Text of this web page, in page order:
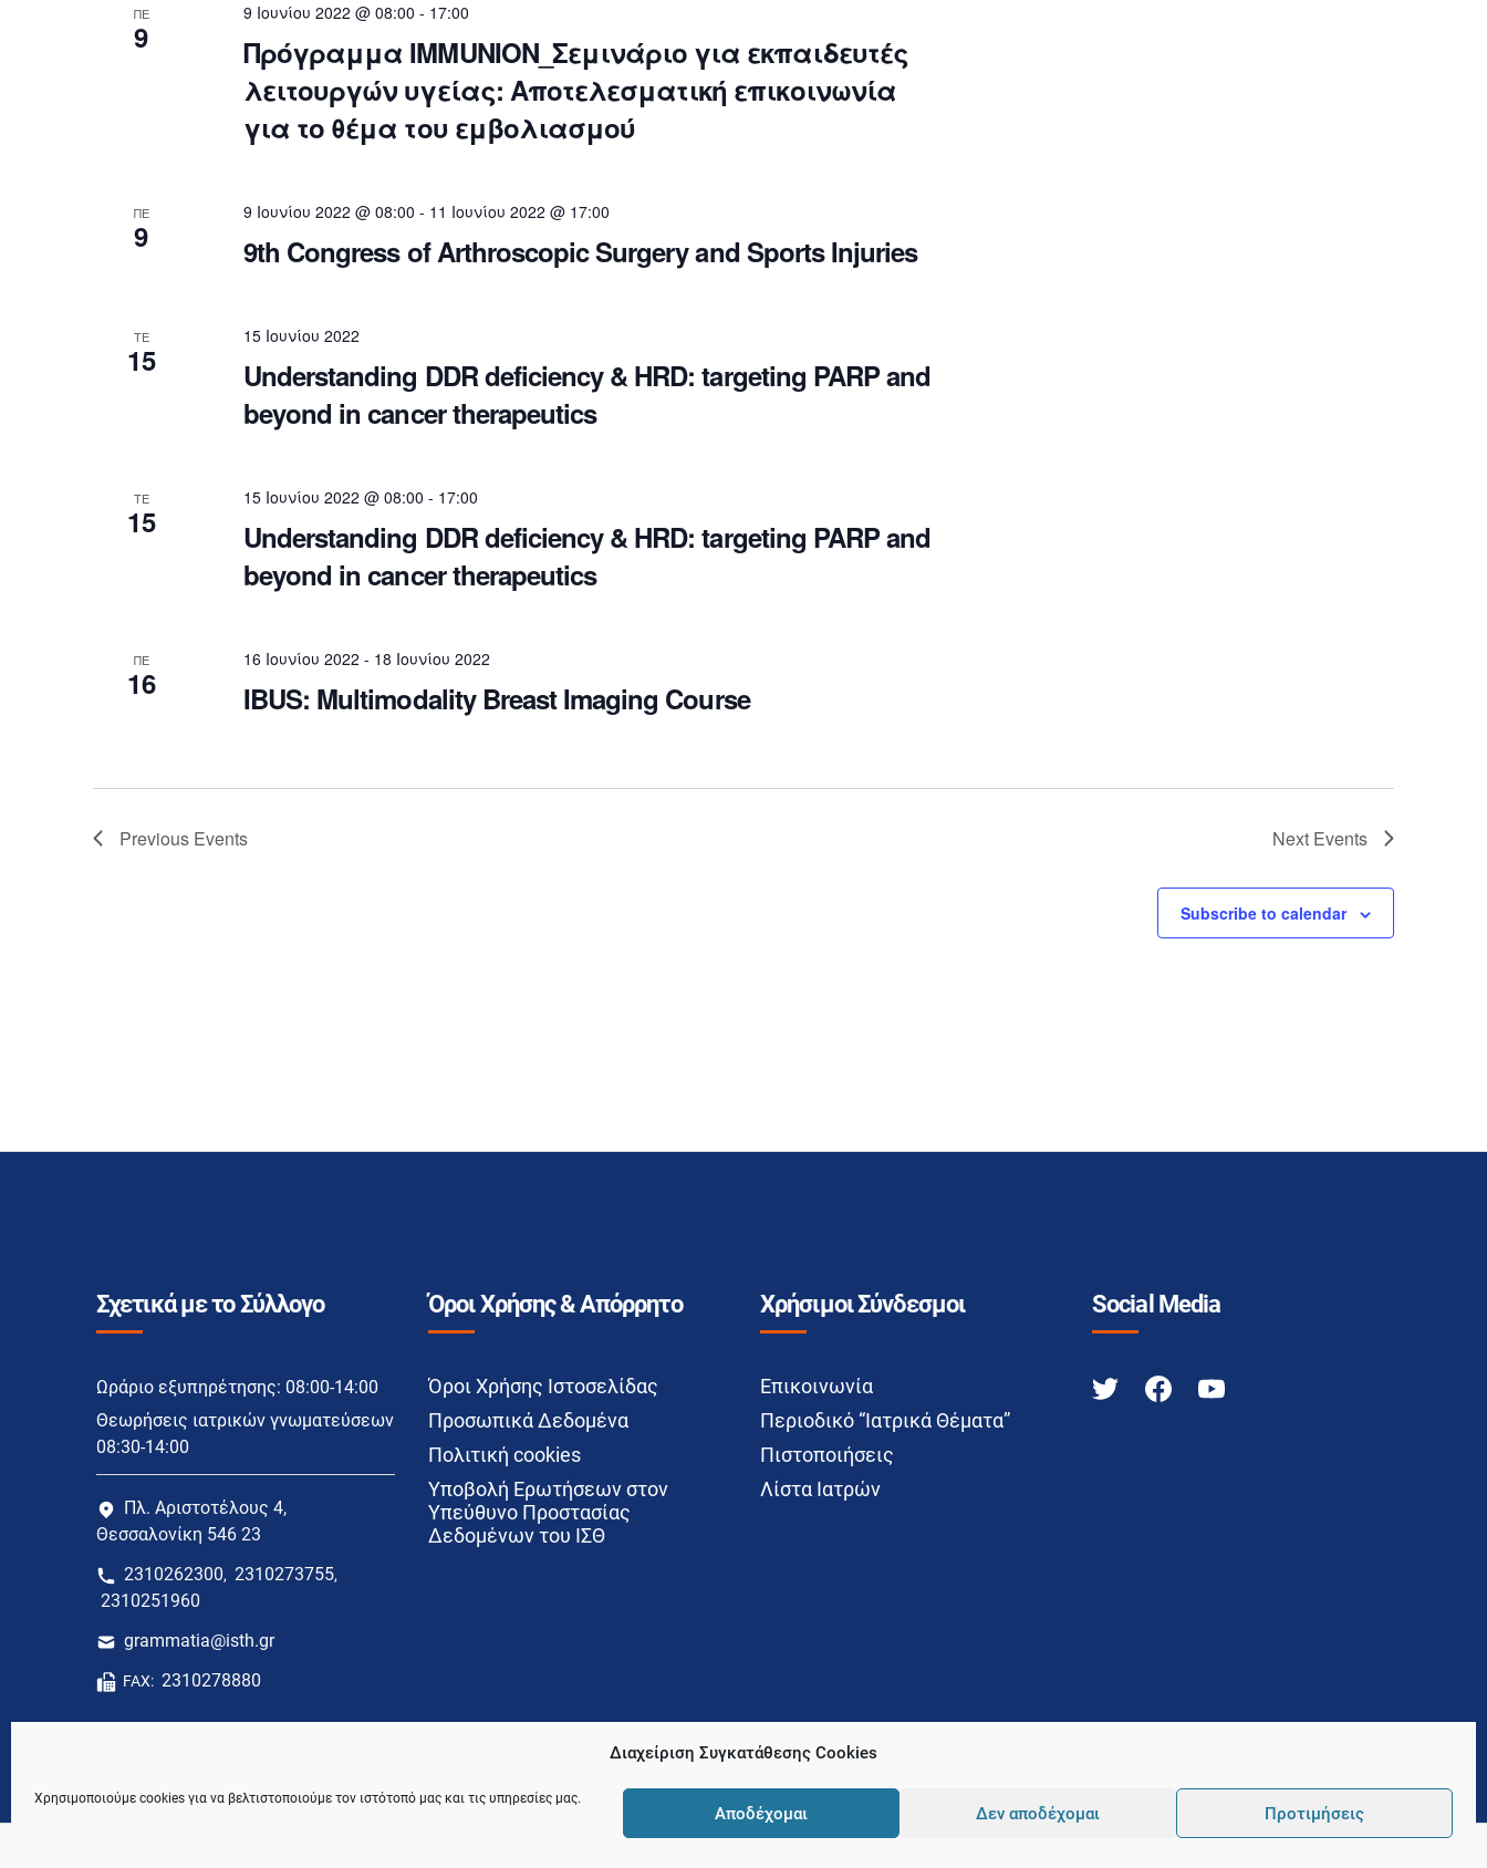
Διαχείριση Συγκατάθεσης Cookies
Χρησιμοποιούμε cookies για να βελτιστοποιούμε τον ιστότοπό μας και τις υπηρεσίες μας.
Αποδέχομαι Δεν αποδέχομαι Προτιμήσεις
ΠΕ
9
Πρόγραμμα IMMUNION_Σεμινάριο για εκπαιδευτές
λειτουργών υγείας: Aποτελεσματική επικοινωνία
για το θέμα του εμβολιασμού
9 Ιουνίου 2022 @ 08:00 - 17:00
ΠΕ
9 9th Congress of Arthroscopic Surgery and Sports Injuries
9 Ιουνίου 2022 @ 08:00 - 11 Ιουνίου 2022 @ 17:00
ΤΕ
15
Understanding DDR deficiency & HRD: targeting PARP and
beyond in cancer therapeutics
15 Ιουνίου 2022
ΤΕ
15
Understanding DDR deficiency & HRD: targeting PARP and
beyond in cancer therapeutics
15 Ιουνίου 2022 @ 08:00 - 17:00
ΠΕ
16 IBUS: Multimodality Breast Imaging Course
16 Ιουνίου 2022 - 18 Ιουνίου 2022
Previous Events Next Events
Subscribe to calendar
Σχετικά με το Σύλλογο
Ωράριο εξυπηρέτησης: 08:00-14:00
Θεωρήσεις ιατρικών γνωματεύσεων
08:30-14:00
Πλ. Αριστοτέλους 4,
Θεσσαλονίκη 546 23
2310262300, 2310273755,
2310251960
grammatia@isth.gr
FAX: 2310278880
Όροι Χρήσης & Απόρρητο
Όροι Χρήσης Ιστοσελίδας
Προσωπικά Δεδομένα
Πολιτική cookies
Υποβολή Ερωτήσεων στον
Υπεύθυνο Προστασίας
Δεδομένων του ΙΣΘ
Χρήσιμοι Σύνδεσμοι
Επικοινωνία
Περιοδικό “Ιατρικά Θέματα”
Πιστοποιήσεις
Λίστα Ιατρών
Social Media